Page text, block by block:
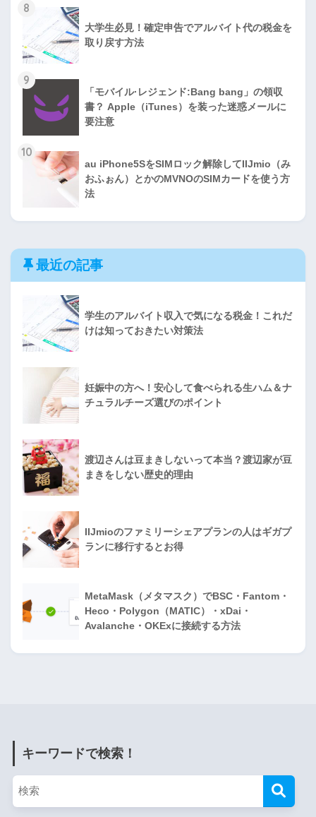
8
大学生必見！確定申告でアルバイト代の税金を
取り戻す方法
9
「モバイル·レジェンド:Bang bang」の領収
書？ Apple（iTunes）を装った迷惑メールに
要注意
10
au iPhone5SをSIMロック解除してIIJmio（み
おふぉん）とかのMVNOのSIMカードを使う方
法
最近の記事
学生のアルバイト収入で気になる税金！これだ
けは知っておきたい対策法
妊娠中の方へ！安心して食べられる生ハム＆ナ
チュラルチーズ選びのポイント
渡辺さんは豆まきしないって本当？渡辺家が豆
まきをしない歴史的理由
IIJmioのファミリーシェアプランの人はギガプ
ランに移行するとお得
MetaMask（メタマスク）でBSC・Fantom・
Heco・Polygon（MATIC）・xDai・
Avalanche・OKExに接続する方法
キーワードで検索！